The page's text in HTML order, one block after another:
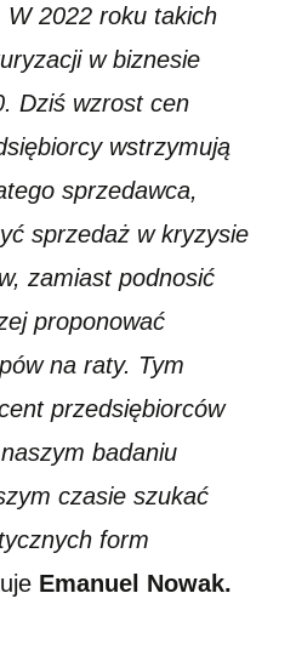
W 2022 roku takich
w biznesie
Dziś wzrost cen
wstrzymują
sprzedawca,
sprzedaż w kryzysie
zamiast podnosić
proponować
na raty. Tym
przedsiębiorców
badaniu
czasie szukać
form
Emanuel Nowak.